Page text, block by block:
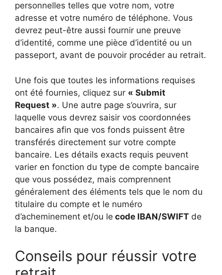
personnelles telles que votre nom, votre
adresse et votre numéro de téléphone. Vous
devrez peut-être aussi fournir une preuve
d’identité, comme une pièce d’identité ou un
passeport, avant de pouvoir procéder au retrait.
Une fois que toutes les informations requises
ont été fournies, cliquez sur « Submit
Request ». Une autre page s’ouvrira, sur
laquelle vous devrez saisir vos coordonnées
bancaires afin que vos fonds puissent être
transférés directement sur votre compte
bancaire. Les détails exacts requis peuvent
varier en fonction du type de compte bancaire
que vous possédez, mais comprennent
généralement des éléments tels que le nom du
titulaire du compte et le numéro
d’acheminement et/ou le code IBAN/SWIFT de
la banque.
Conseils pour réussir votre